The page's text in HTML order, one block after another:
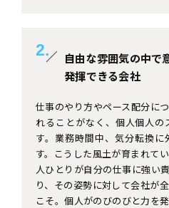
2.
自由な雰囲気の中で
発揮できる会社
仕事のやり方やペース配分に
れることがなく、個人個人
す。業務時間中、気分転換
す。こうした風土が育まれて
人ひとりが自分の仕事に強い
り、その姿勢に対して会社が
こそ。個人がのびのびと力を